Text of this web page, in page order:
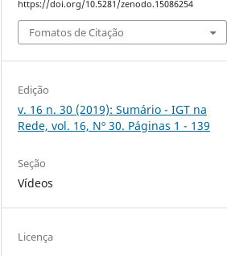
https://doi.org/10.5281/zenodo.15086254
Fomatos de Citação
Edição
v. 16 n. 30 (2019): Sumário - IGT na
Rede, vol. 16, Nº 30. Páginas 1 - 139
Seção
Vídeos
Licença